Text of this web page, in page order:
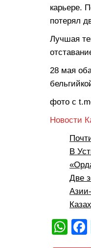
карьере.
потерял
Лучшая
28 мая
фото с
Новости
В
Две
W